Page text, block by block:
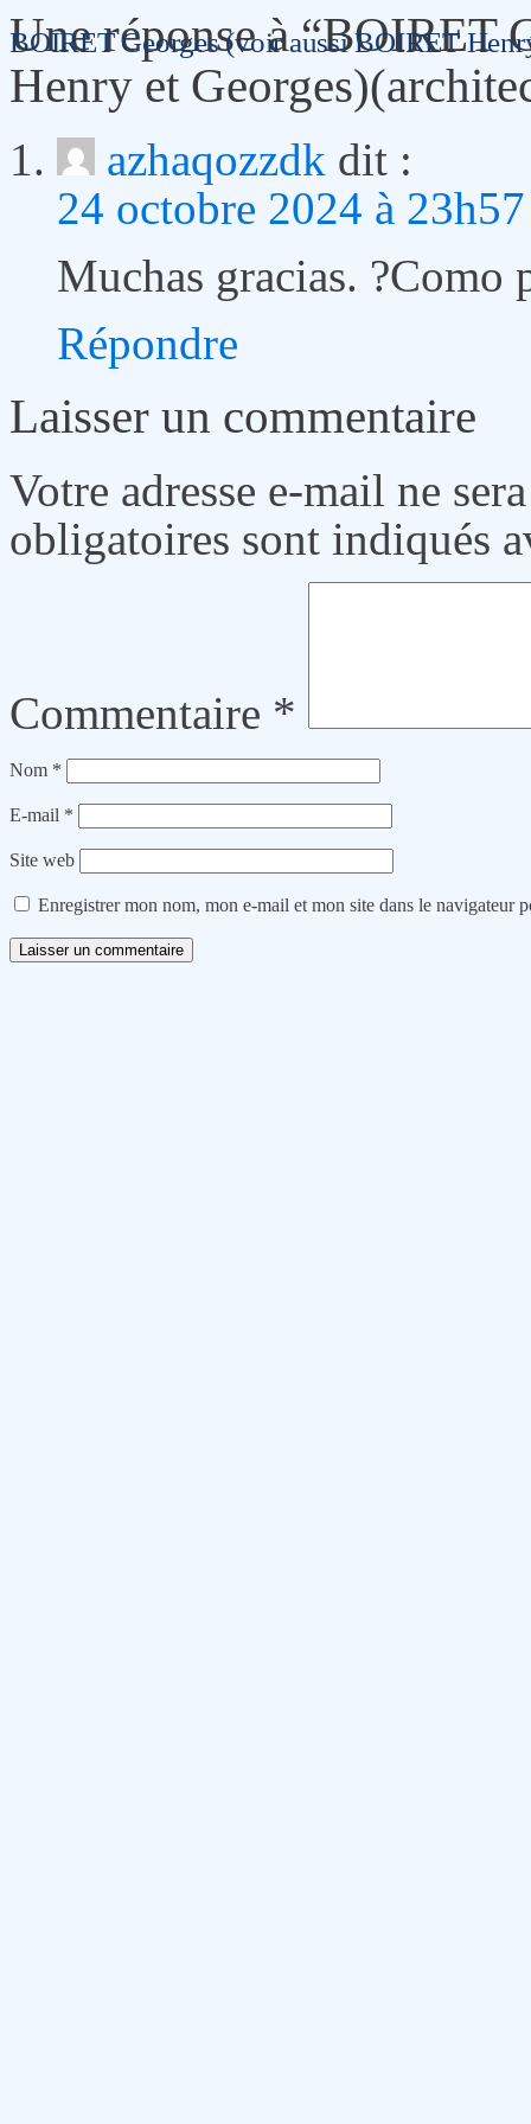
BOIRET Georges (voir aussi BOIRET
Une réponse à “BOIRET
Henry et
azhaqozzdk dit :
24 octobre 2024 à 23h57
Muchas gracias. ?Como
Répondre
Laisser un commentaire
Votre adresse e-mail ne
obligatoires sont indiqués
Commentaire *
Nom *
E-mail *
Site web
Enregistrer mon nom, mon e-mail et mon site dans le navigateur